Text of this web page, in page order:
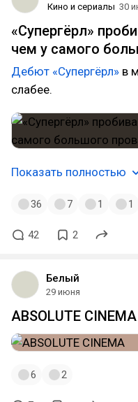
Кино и сериалы 30
«Супергёрл»
чем у самого
Дебют «Супергёрл» в
слабее.
Показать полностью
36 7 1 1
42 2
Белый
29 июня
ABSOLUTE CINEMA
6 2